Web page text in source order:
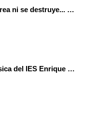
La energía ni se crea ni se destruye... ¡se experimenta! El Tierno en la Feria Madrid es Ciencia 2026
El Gabinete de Física del IES Enrique Tierno Galván de Parla (Curso 25-26)